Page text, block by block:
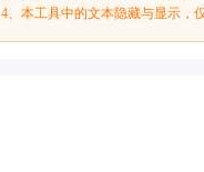
4、本工具中的文本隐藏与显示，